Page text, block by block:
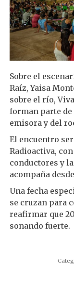
Sobre el
Raíz, Yaisa
sobre el río,
forman parte
emisora y del
El encuentro
Radioactiva,
conductores y
acompaña
Una fecha
se cruzan para
reafirmar que
sonando fuerte.